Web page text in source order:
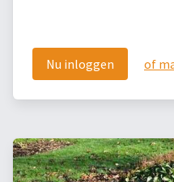
Nu inloggen of